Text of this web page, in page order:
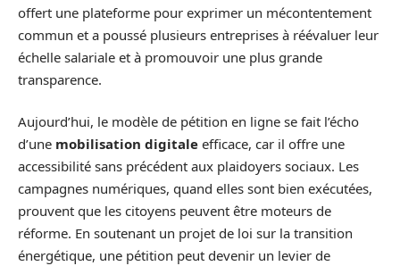
offert une plateforme pour exprimer un mécontentement
commun et a poussé plusieurs entreprises à réévaluer leur
échelle salariale et à promouvoir une plus grande
transparence.
Aujourd’hui, le modèle de pétition en ligne se fait l’écho
d’une mobilisation digitale efficace, car il offre une
accessibilité sans précédent aux plaidoyers sociaux. Les
campagnes numériques, quand elles sont bien exécutées,
prouvent que les citoyens peuvent être moteurs de
réforme. En soutenant un projet de loi sur la transition
énergétique, une pétition peut devenir un levier de